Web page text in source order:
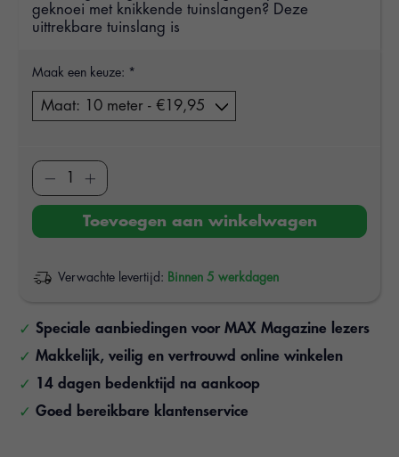
geknoei met knikkende tuinslangen? Deze
uittrekbare tuinslang is
Maak een keuze: *
Toevoegen aan winkelwagen
Verwachte levertijd: Binnen 5 werkdagen
Speciale aanbiedingen voor MAX Magazine lezers
Makkelijk, veilig en vertrouwd online winkelen
14 dagen bedenktijd na aankoop
Goed bereikbare klantenservice